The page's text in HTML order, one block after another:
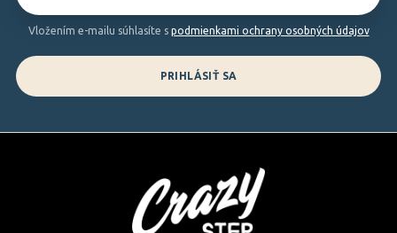
Vložením e-mailu súhlasíte s podmienkami ochrany osobných údajov
PRIHLÁSIŤ SA